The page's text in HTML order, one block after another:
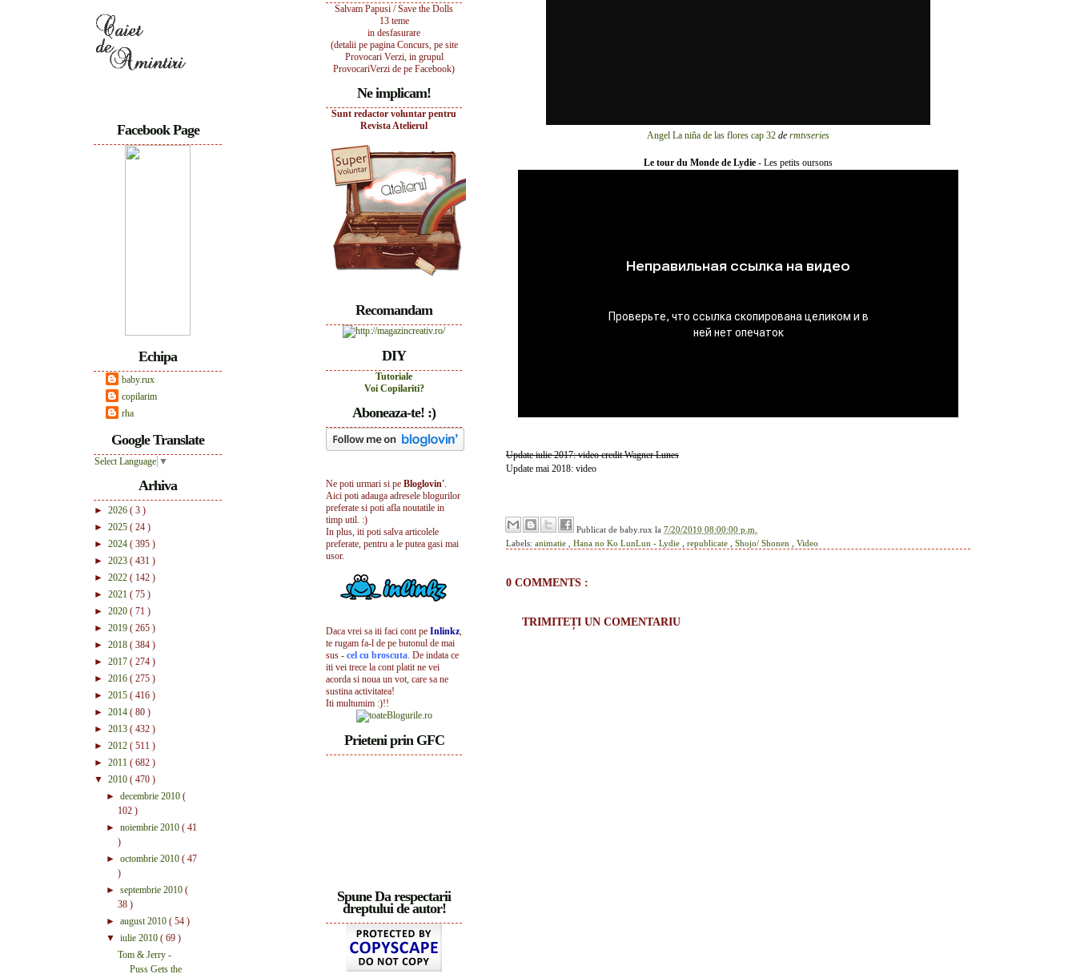
Angel La niña de las flores cap 32 de rmtvseries
Le tour du Monde de Lydie - Les petits oursons
Update iulie 2017: video credit Wagner Lunes
Update mai 2018: video
Publicat de baby.rux la 7/20/2010 08:00:00 p.m.
Labels: animatie Hana no Ko LunLun - Lydie republicate Shojo/ Shonen Video
0 COMMENTS :
TRIMITEȚI UN COMENTARIU
Salvam Papusi / Save the Dolls
13 teme
in desfasurare
(detalii pe pagina Concurs, pe site
Provocari Verzi, in grupul
ProvocariVerzi de pe Facebook)
Ne implicam!
Sunt redactor voluntar pentru
Revista Atelierul
Recomandam
DIY
Tutoriale
Voi Copilariti?
Aboneaza-te! :)
Ne poti urmari si pe Bloglovin'.
Aici poti adauga adresele blogurilor
preferate si poti afla noutatile in
timp util. :)
In plus, iti poti salva articolele
preferate, pentru a le putea gasi mai
usor.
Daca vrei sa iti faci cont pe Inlinkz,
te rugam fa-l de pe butonul de mai
sus - cel cu broscuta. De indata ce
iti vei trece la cont platit ne vei
acorda si noua un vot, care sa ne
sustina activitatea!
Iti multumim :)!!
Prieteni prin GFC
Spune Da respectarii
dreptului de autor!
Facebook Page
Echipa
baby.rux
copilarim
rha
Google Translate
Select Language ▼
Arhiva
► 2026 ( 3 )
► 2025 ( 24 )
► 2024 ( 395 )
► 2023 ( 431 )
► 2022 ( 142 )
► 2021 ( 75 )
► 2020 ( 71 )
► 2019 ( 265 )
► 2018 ( 384 )
► 2017 ( 274 )
► 2016 ( 275 )
► 2015 ( 416 )
► 2014 ( 80 )
► 2013 ( 432 )
► 2012 ( 511 )
► 2011 ( 682 )
▼ 2010 ( 470 )
► decembrie 2010 (
102 )
► noiembrie 2010 ( 41
)
► octombrie 2010 ( 47
)
► septembrie 2010 (
38 )
► august 2010 ( 54 )
▼ iulie 2010 ( 69 )
Tom & Jerry -
Puss Gets the